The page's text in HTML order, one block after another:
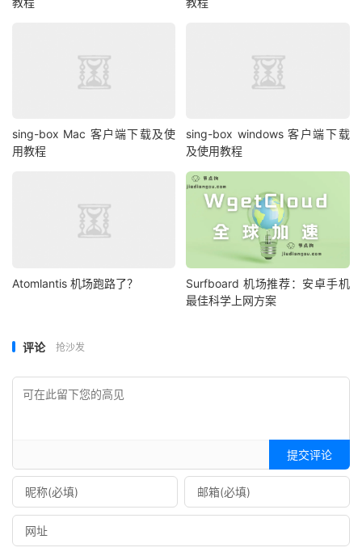
sing-box Mac 客户端下载及使
用教程
sing-box windows 客户端下载
及使用教程
Atomlantis 机场跑路了？
Surfboard 机场推荐：安卓手机
最佳科学上网方案
评论 抢沙发
提交评论